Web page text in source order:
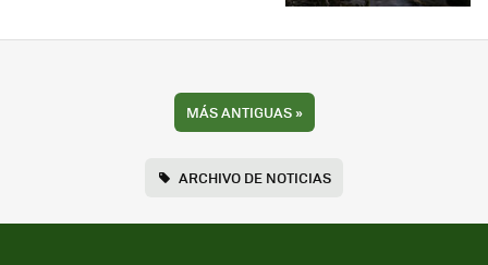
MÁS ANTIGUAS»
ARCHIVO DE NOTICIAS